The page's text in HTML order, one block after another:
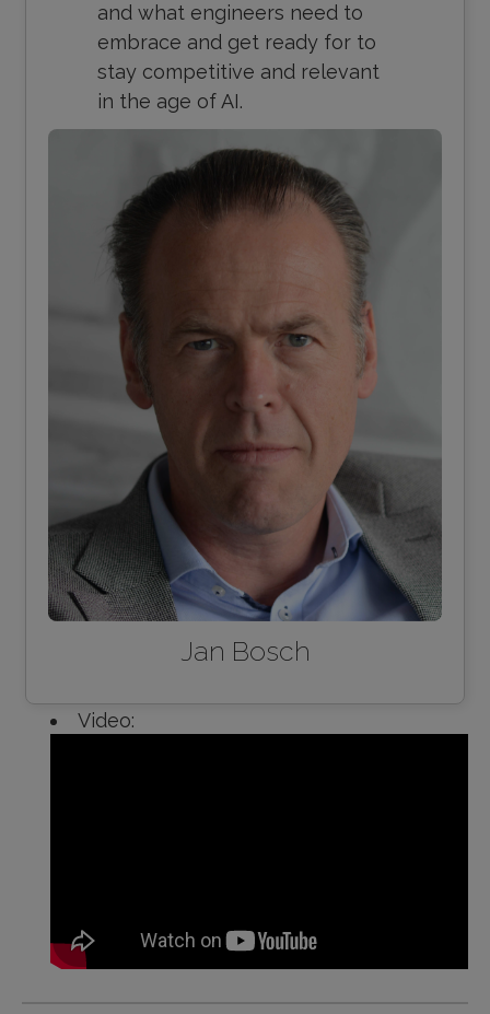
and what engineers need to
embrace and get ready for to
stay competitive and relevant
in the age of AI.
Jan Bosch
Video: